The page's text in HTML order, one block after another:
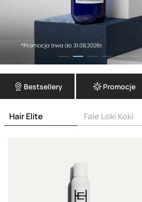
Bestsellery Promocje
Hair Elite Fale Loki Koki